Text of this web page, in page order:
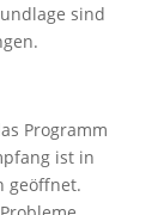
sind
Programm
ist in
geöffnet.